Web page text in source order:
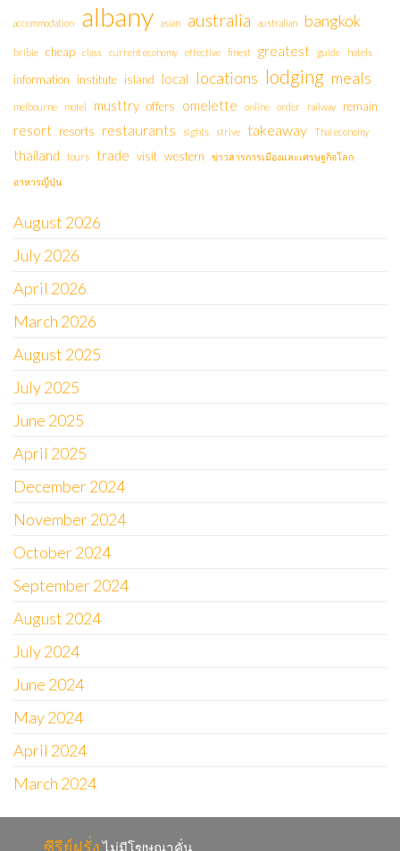
accommodation albany asian australia australian bangkok
bribie cheap class current economy effective finest greatest guide hotels
information institute island local locations lodging meals
melbourne motel musttry offers omelette online order railway remain
resort resorts restaurants sights strive takeaway Thai economy
thailand tours trade visit western ข่าวสารการเมืองและเศรษฐกิจโลก
อาหารญี่ปุ่น
August 2026
July 2026
April 2026
March 2026
August 2025
July 2025
June 2025
April 2025
December 2024
November 2024
October 2024
September 2024
August 2024
July 2024
June 2024
May 2024
April 2024
March 2024
ซีรีย์ฝรั่ง ไม่มีโฆษณาคั่น